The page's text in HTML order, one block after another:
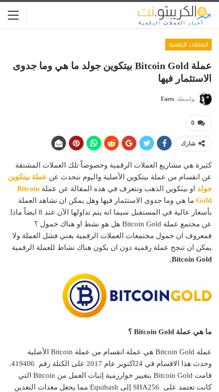
العملات الرقمية
عملة Bitcoin Gold بيتكوين جولد ما هي وما جدوى
الاستثمار فيها
بواسطة Fares
0
شارك
كثيرة هي مشاريع العملات الرقمية وخصوصاً تلك العملات المشتقة
عن انقسام من عملة بيتكوين الأصلية واليوم نتحدث عن عملة بيتكوين
جولد او بيتكوين الذهب ونتعرف في هذه المقالة عن عملة Bitcoin
Gold ما هي وما جدوى الاستثمار فيها وهل يمكن ان نشاهد العملة
بأسعار عالية في المستقبل سيما انه يتم تداولها الآن عند 8 ايضاً ماذا
عن مجتمع عملة Bitcoin Gold هل هو نشط او هناك خمول ؟
فمعروف ان خمول مجتمعات العملات الرقمية يعني فشل العملة ولا
يمكن ان تنجح عملة رقمية دون ان يكون هناك نشاط للعملة الرقمية
Bitcoin Gold.
ما هي عملة Bitcoin Gold ؟
عملة Bitcoin Gold هي عملة انقسام من عملة Bitcoin الأصلية
وحدث هذا الاقسام في 24اكتوبر عام 2017 على الكتلة رقم 419406.
قامت Bitcoin Gold بتغيير خوارزمية إثبات العمل من Bitcoin التي
كانت تعتمد على SHA256 إلى Equihash مما يجعل معدات التعدين